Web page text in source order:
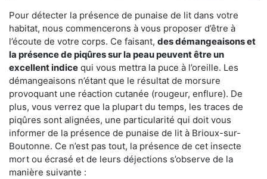
Pour détecter la présence de punaise de lit dans votre
habitat, nous commencerons à vous proposer d’être à
l’écoute de votre corps. Ce faisant, des démangeaisons et
la présence de piqûres sur la peau peuvent être un
excellent indice qui vous mettra la puce à l’oreille. Les
démangeaisons n’étant que le résultat de morsure
provoquant une réaction cutanée (rougeur, enflure). De
plus, vous verrez que la plupart du temps, les traces de
piqûres sont alignées, une particularité qui doit vous
informer de la présence de punaise de lit à Brioux-sur-
Boutonne. Ce n’est pas tout, la présence de cet insecte
mort ou écrasé et de leurs déjections s’observe de la
manière suivante :